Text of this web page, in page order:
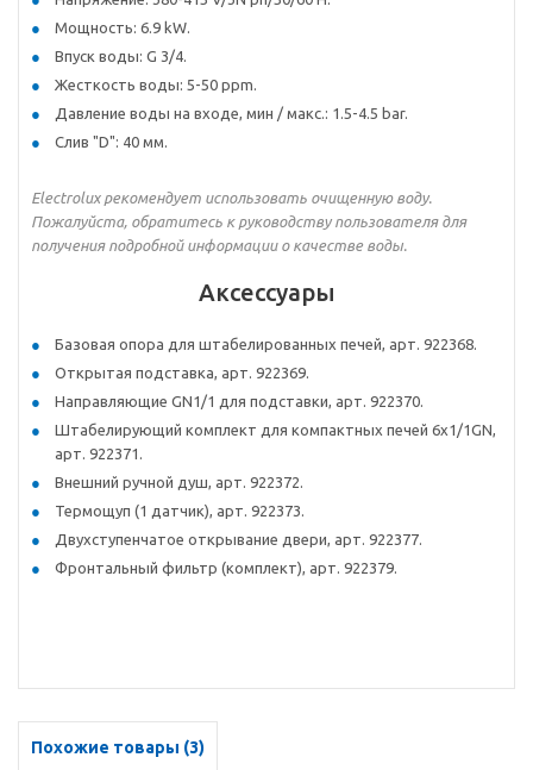
Мощность: 6.9 kW.
Впуск воды: G 3/4.
Жесткость воды: 5-50 ppm.
Давление воды на входе, мин / макс.: 1.5-4.5 bar.
Слив "D": 40 мм.
Electrolux рекомендует использовать очищенную воду.
Пожалуйста, обратитесь к руководству пользователя для
получения подробной информации о качестве воды.
Аксессуары
Базовая опора для штабелированных печей, арт. 922368.
Открытая подставка, арт. 922369.
Направляющие GN1/1 для подставки, арт. 922370.
Штабелирующий комплект для компактных печей 6x1/1GN,
арт. 922371.
Внешний ручной душ, арт. 922372.
Термощуп (1 датчик), арт. 922373.
Двухступенчатое открывание двери, арт. 922377.
Фронтальный фильтр (комплект), арт. 922379.
Похожие товары (3)